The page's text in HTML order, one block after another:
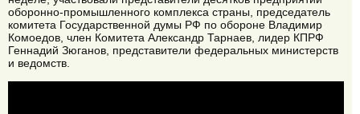
оборонно-промышленного комплекса страны, председатель
комитета Государственной думы РФ по обороне Владимир
Комоедов, член Комитета Александр Тарнаев, лидер КПРФ
Геннадий Зюганов, представители федеральных министерств
и ведомств.